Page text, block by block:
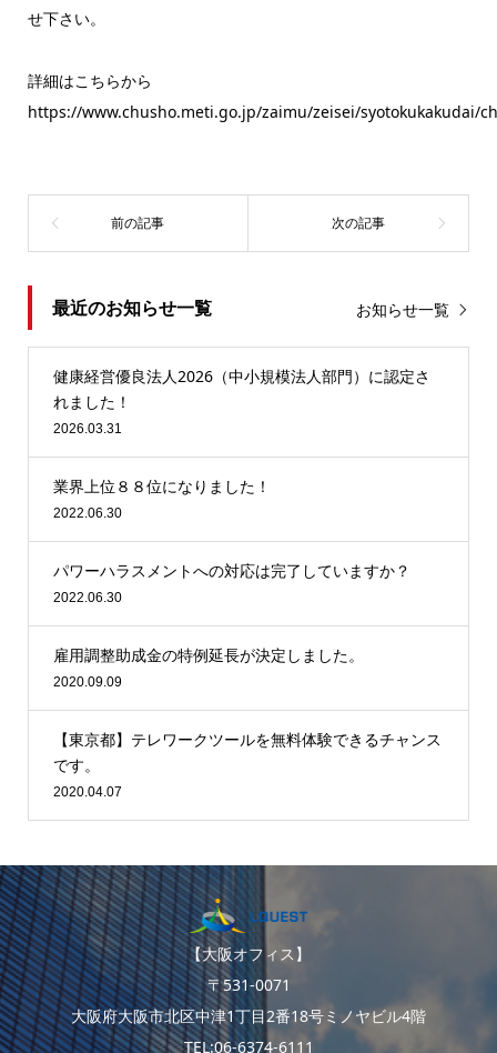
せ下さい。
詳細はこちらから
https://www.chusho.meti.go.jp/zaimu/zeisei/syotokukakudai/
最近のお知らせ一覧 お知らせ一覧
健康経営優良法人2026（中小規模法人部門）に認定さ
れました！
2026.03.31
業界上位８８位になりました！
2022.06.30
パワーハラスメントへの対応は完了していますか？
2022.06.30
雇用調整助成金の特例延長が決定しました。
2020.09.09
【東京都】テレワークツールを無料体験できるチャンス
です。
2020.04.07
【大阪オフィス】
〒531-0071
大阪府大阪市北区中津1丁目2番18号ミノヤビル4階
TEL:06-6374-6111